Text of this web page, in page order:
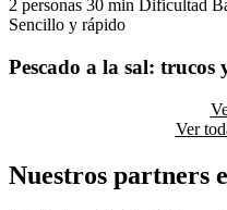
2 personas 30 min Dificultad
Sencillo y rápido
Pescado a la sal: trucos
Ver
Nuestros partners